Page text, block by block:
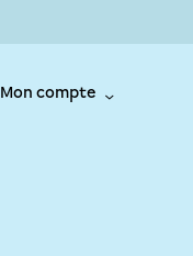
Mon compte